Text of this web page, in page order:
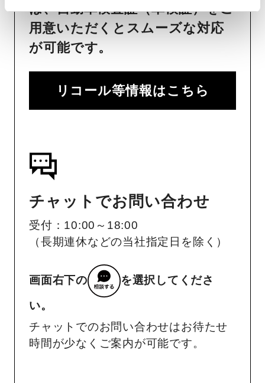
は、自動車検査証（車検証）をご
用意いただくとスムーズな対応
が可能です。
リコール等情報はこちら
チャットでお問い合わせ
受付：10:00～18:00
（長期連休などの当社指定日を除く）
画面右下の を選択してくださ
い。
チャットでのお問い合わせはお待たせ
時間が少なくご案内が可能です。